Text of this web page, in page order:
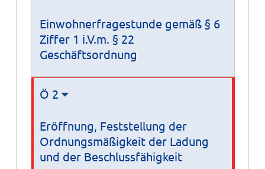
Einwohnerfragestunde gemäß § 6
Ziffer 1 i.V.m. § 22
Geschäftsordnung
Ö 2
Eröffnung, Feststellung der
Ordnungsmäßigkeit der Ladung
und der Beschlussfähigkeit